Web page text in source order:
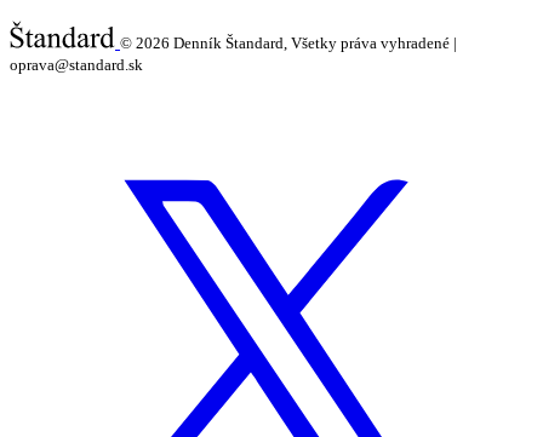
© 2026 Denník Štandard, Všetky práva vyhradené |
oprava@standard.sk